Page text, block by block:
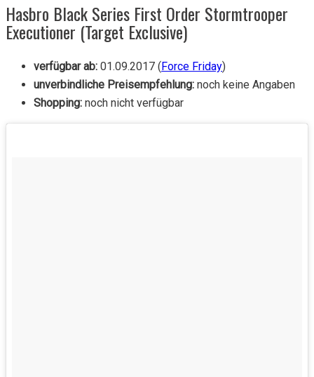
Hasbro Black Series First Order Stormtrooper
Executioner (Target Exclusive)
verfügbar ab: 01.09.2017 ( Force Friday)
unverbindliche Preisempfehlung: noch keine Angaben
Shopping: noch nicht verfügbar